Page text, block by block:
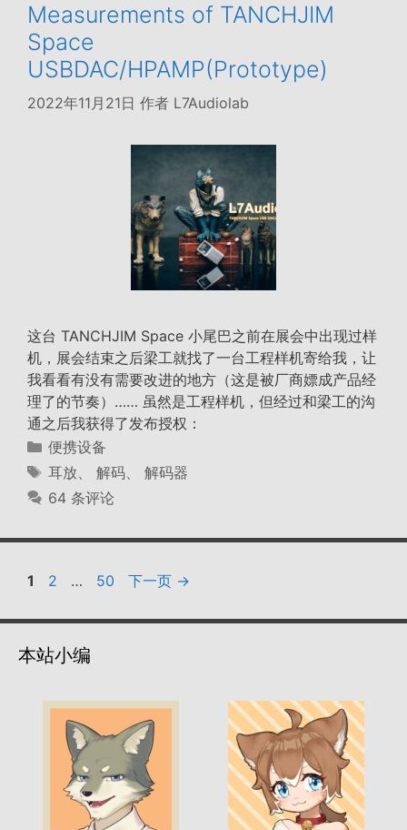
Measurements of TANCHJIM
Space
USBDAC/HPAMP(Prototype)
2022年11月21日 作者 L7Audiolab
这台 TANCHJIM Space 小尾巴之前在展会中出现过样
机，展会结束之后梁工就找了一台工程样机寄给我，让
我看看有没有需要改进的地方（这是被厂商嫖成产品经
理了的节奏）…… 虽然是工程样机，但经过和梁工的沟
通之后我获得了发布授权：
分
类
便携设备
标
签
耳放、 解码、 解码器
64 条评论
页
1
页
2 …
页
50 下一页 →
本站小编